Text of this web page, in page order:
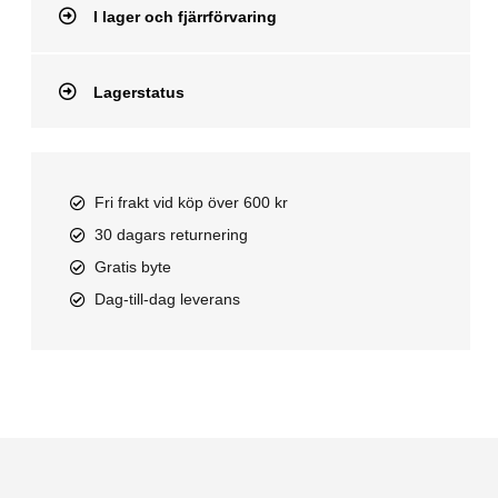
I lager och fjärrförvaring
Lagerstatus
Fri frakt vid köp över 600 kr
30 dagars returnering
Gratis byte
Dag-till-dag leverans